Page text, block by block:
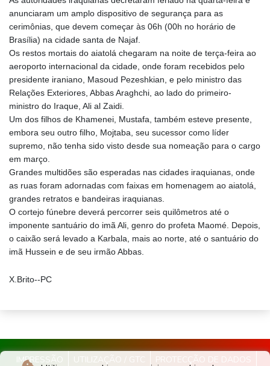
anunciaram um amplo dispositivo de segurança para as
cerimônias, que devem começar às 06h (00h no horário de
Brasília) na cidade santa de Najaf.
Os restos mortais do aiatolá chegaram na noite de terça-feira ao
aeroporto internacional da cidade, onde foram recebidos pelo
presidente iraniano, Masoud Pezeshkian, e pelo ministro das
Relações Exteriores, Abbas Araghchi, ao lado do primeiro-
ministro do Iraque, Ali al Zaidi.
Um dos filhos de Khamenei, Mustafa, também esteve presente,
embora seu outro filho, Mojtaba, seu sucessor como líder
supremo, não tenha sido visto desde sua nomeação para o cargo
em março.
Grandes multidões são esperadas nas cidades iraquianas, onde
as ruas foram adornadas com faixas em homenagem ao aiatolá,
grandes retratos e bandeiras iraquianas.
O cortejo fúnebre deverá percorrer seis quilômetros até o
imponente santuário do imã Ali, genro do profeta Maomé. Depois,
o caixão será levado a Karbala, mais ao norte, até o santuário do
imã Hussein e de seu irmão Abbas.
X.Brito--PC
IMPRESSÃO UTILIZAÇÃO / GTC PROTECÇÃO DE DADOS